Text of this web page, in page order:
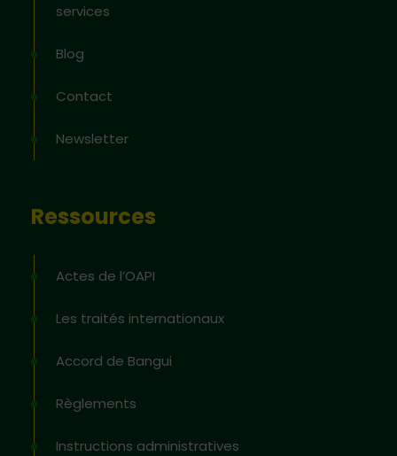
services
Blog
Contact
Newsletter
Ressources
Actes de l’OAPI
Les traités internationaux
Accord de Bangui
Règlements
Instructions administratives